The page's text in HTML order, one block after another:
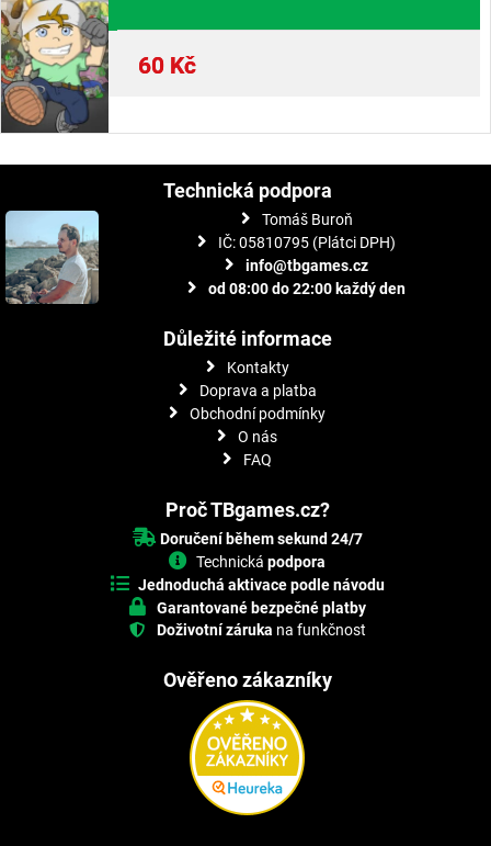
60 Kč
Technická podpora
Tomáš Buroň
IČ: 05810795 (Plátci DPH)
info@tbgames.cz
od 08:00 do 22:00 každý den
Důležité informace
Kontakty
Doprava a platba
Obchodní podmínky
O nás
FAQ
Proč TBgames.cz?
Doručení během sekund 24/7
Technickápodpora
Jednoduchá aktivace podle návodu
Garantované bezpečné platby
Doživotní záruka na funkčnost
Ověřeno zákazníky